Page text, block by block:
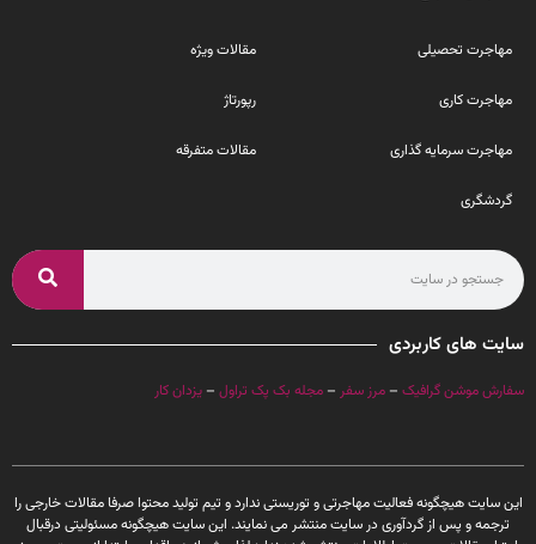
مهاجرت تحصیلی
مهاجرت کاری
مهاجرت سرمایه گذاری
گردشگری
مقالات ویژه
رپورتاژ
مقالات متفرقه
سایت های کاربردی
سفارش موشن گرافیک – مرز سفر – مجله بک پک تراول – یزدان کار
این سایت هیچگونه فعالیت مهاجرتی و توریستی ندارد و تیم تولید محتوا صرفا مقالات خارجی را
ترجمه و پس از گردآوری در سایت منتشر می نمایند. این سایت هیچگونه مسئولیتی درقبال